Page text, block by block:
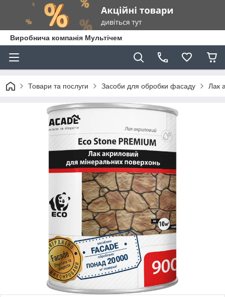
Виробнича компанія Мультічем
Товари та послуги Засоби для обробки фасаду Лак